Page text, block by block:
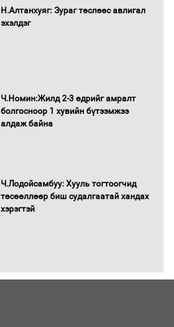
орчныг бүрдүүллээ
Н.Алтанхуяг: Зураг төслөөс авлигал
эхэлдэг
Ч.Номин:Жилд 2-3 өдрийг амралт
болгосноор 1 хувийн бүтээмжээ
алдаж байна
Ч.Лодойсамбуу: Хууль тогтоогчид
төсөөллөөр биш судалгаатай хандах
хэрэгтэй